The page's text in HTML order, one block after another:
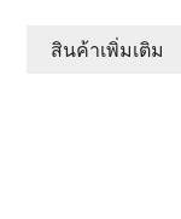
สินค้าเพิ่มเติม